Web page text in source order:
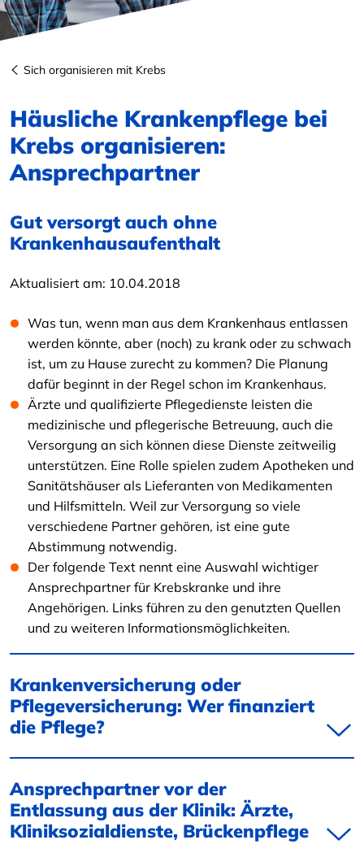
Sich organisieren mit Krebs
Häusliche Krankenpflege bei
Krebs organisieren:
Ansprechpartner
Gut versorgt auch ohne
Krankenhausaufenthalt
Aktualisiert am: 10.04.2018
Was tun, wenn man aus dem Krankenhaus entlassen
werden könnte, aber (noch) zu krank oder zu schwach
ist, um zu Hause zurecht zu kommen? Die Planung
dafür beginnt in der Regel schon im Krankenhaus.
Ärzte und qualifizierte Pflegedienste leisten die
medizinische und pflegerische Betreuung, auch die
Versorgung an sich können diese Dienste zeitweilig
unterstützen. Eine Rolle spielen zudem Apotheken und
Sanitätshäuser als Lieferanten von Medikamenten
und Hilfsmitteln. Weil zur Versorgung so viele
verschiedene Partner gehören, ist eine gute
Abstimmung notwendig.
Der folgende Text nennt eine Auswahl wichtiger
Ansprechpartner für Krebskranke und ihre
Angehörigen. Links führen zu den genutzten Quellen
und zu weiteren Informationsmöglichkeiten.
Krankenversicherung oder
Pflegeversicherung: Wer finanziert
die Pflege?
Ansprechpartner vor der
Entlassung aus der Klinik: Ärzte,
Kliniksozialdienste, Brückenpflege